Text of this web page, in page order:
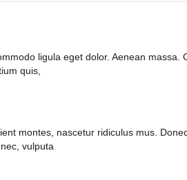
ligula eget dolor. Aenean
quis,
montes, nascetur ridiculus mus.
vulputa